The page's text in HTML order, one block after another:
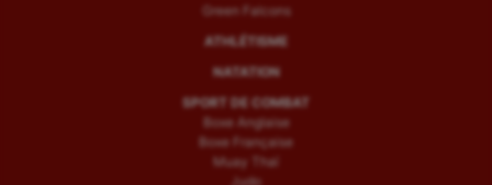
Green Falcons
ATHLÉTISME
NATATION
SPORT DE COMBAT
Boxe Anglaise
Boxe Française
Muay Thaï
Judo